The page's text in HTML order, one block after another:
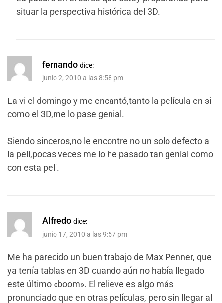
situar la perspectiva histórica del 3D.
fernando dice:
junio 2, 2010 a las 8:58 pm
La vi el domingo y me encantó,tanto la película en si
como el 3D,me lo pase genial.
Siendo sinceros,no le encontre no un solo defecto a
la peli,pocas veces me lo he pasado tan genial como
con esta peli.
Alfredo dice:
junio 17, 2010 a las 9:57 pm
Me ha parecido un buen trabajo de Max Penner, que
ya tenía tablas en 3D cuando aún no había llegado
este último «boom». El relieve es algo más
pronunciado que en otras películas, pero sin llegar al